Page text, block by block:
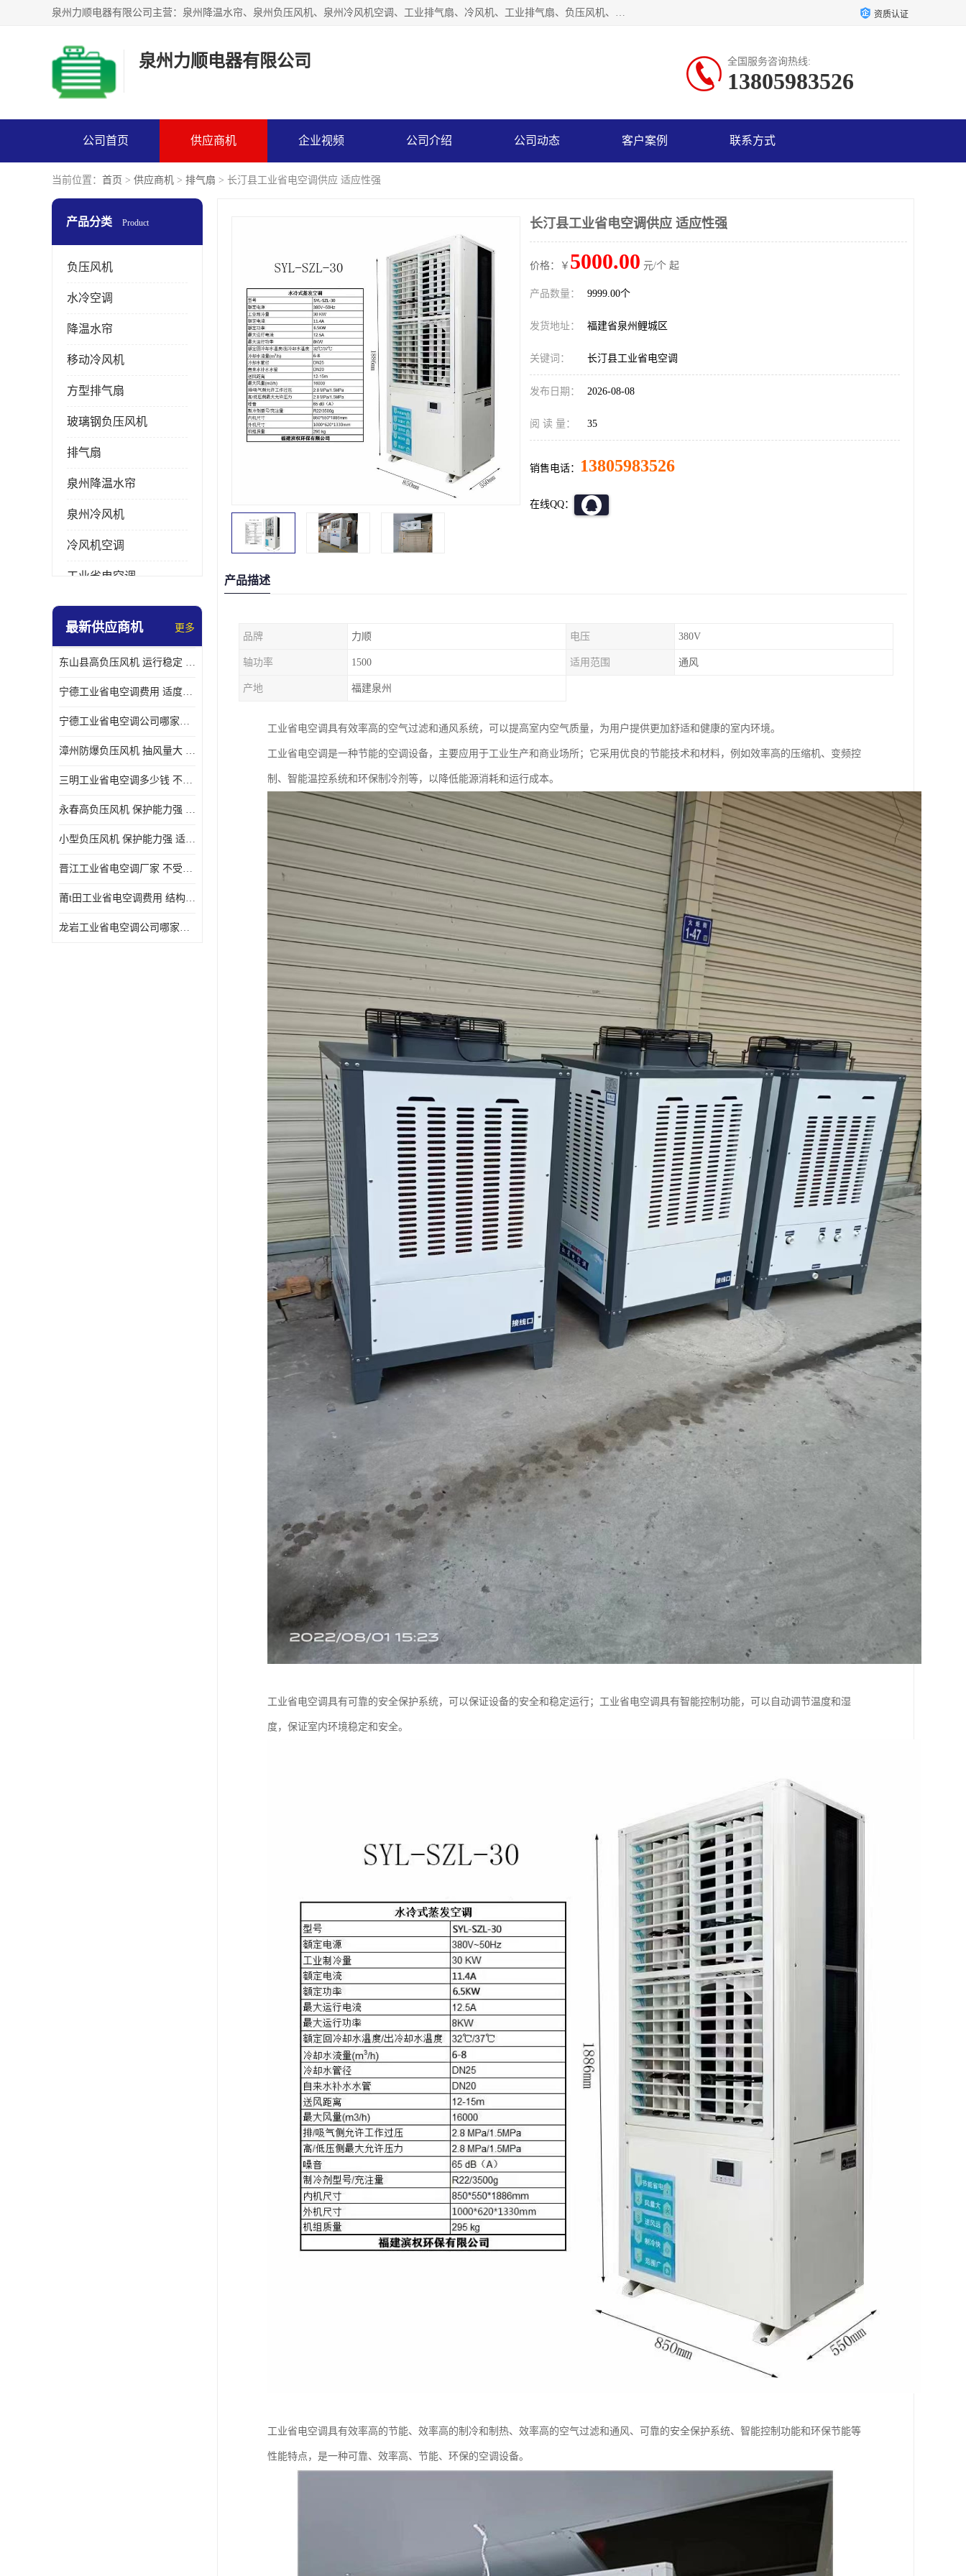
泉州力顺电器有限公司主营：泉州降温水帘、泉州负压风机、泉州冷风机空调、工业排气扇、冷风机、工业排气扇、负压风机、负压风机、水冷空调、降温水帘等产品。为用户解决了通风、降温、除味、除尘等难题，其环保、节能的理念与用户的实践检验结果相吻合，赢得了广大客户的信誉和青睐。 资质认证
泉州力顺电器有限公司 全国服务咨询热线:
13805983526
公司首页 供应商机 企业视频 公司介绍 公司动态 客户案例 联系方式
当前位置： 首页 > 供应商机 > 排气扇 > 长汀县工业省电空调供应 适应性强
产品分类 Product
负压风机
水冷空调
降温水帘
移动冷风机
方型排气扇
玻璃钢负压风机
排气扇
泉州降温水帘
泉州冷风机
冷风机空调
工业省电空调
工业大吊扇
最新供应商机 更多
东山县高负压风机 运行稳定 耐高温 防腐蚀
宁德工业省电空调费用 适度较高 节省占用空间
宁德工业省电空调公司哪家好 适度较高 结构紧凑 美观
漳州防爆负压风机 抽风量大 通风降温效果好
三明工业省电空调多少钱 不受管长限制 保持空气湿润
永春高负压风机 保护能力强 体积大 风道大
小型负压风机 保护能力强 适用面积广
晋江工业省电空调厂家 不受管长限制 节省占用空间
莆t田工业省电空调费用 结构紧凑 美观 能耗低 噪音小
龙岩工业省电空调公司哪家好 适应性强 维护简单
长汀县工业省电空调供应 适应性强
价格：￥ 5000.00 元/个 起
产品数量： 9999.00个
发货地址： 福建省泉州鲤城区
关键词： 长汀县工业省电空调
发布日期： 2026-08-08
阅 读 量： 35
销售电话： 13805983526
在线QQ：
产品描述
品牌 力顺 电压 380V
轴功率 1500 适用范围 通风
产地 福建泉州
工业省电空调具有效率高的空气过滤和通风系统，可以提高室内空气质量，为用户提供更加舒适和健康的室内环境。
工业省电空调是一种节能的空调设备，主要应用于工业生产和商业场所；它采用优良的节能技术和材料，例如效率高的压缩机、变频控
制、智能温控系统和环保制冷剂等，以降低能源消耗和运行成本。
工业省电空调具有可靠的安全保护系统，可以保证设备的安全和稳定运行；工业省电空调具有智能控制功能，可以自动调节温度和湿
度，保证室内环境稳定和安全。
工业省电空调具有效率高的节能、效率高的制冷和制热、效率高的空气过滤和通风、可靠的安全保护系统、智能控制功能和环保节能等
性能特点，是一种可靠、效率高、节能、环保的空调设备。